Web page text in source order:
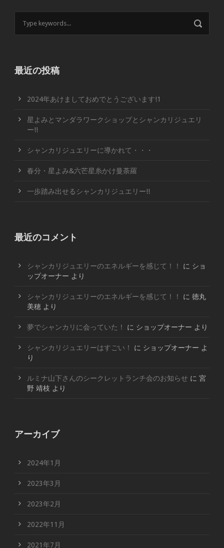
最近の投稿
2024年あけましておめでとうございます!1
星よみとマンダラワークショップとシャンカリジュエリ
ー!!
シャンカリジュエリーに導かれて・・・
春分・星よみ&六芒星糸かけ曼荼羅
一歩踏み出せるシャンカリジュエリー!!
最近のコメント
シャンカリジュエリーのエネルギーを感じて！！ に ショ
ップオーナー より
シャンカリジュエリーのエネルギーを感じて！！ に 徳丸
美穂 より
夢でシャンカリに会っていた！ に ショップオーナー より
シャンカリジュエリーはすごい！ に ショップオーナー よ
り
ルミナ山下さんのシークレットランチ会のお知らせ に 宮
野 靖枝 より
アーカイブ
2024年1月
2023年3月
2023年2月
2022年11月
2021年7月